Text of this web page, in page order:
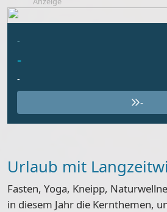
-
-
-
-
Urlaub mit
Fasten, Yoga, Kneipp,
in diesem Jahr die Kernthemen,